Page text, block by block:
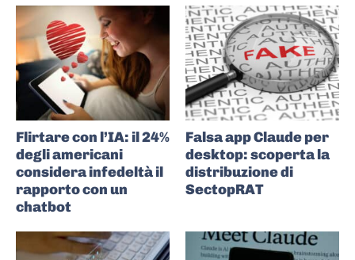
Flirtare con l’IA: il 24%
degli americani
considera infedeltà il
rapporto con un
chatbot
Falsa app Claude per
desktop: scoperta la
distribuzione di
SectopRAT